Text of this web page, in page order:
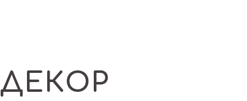
ДЕКОР